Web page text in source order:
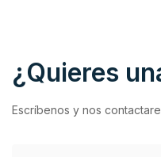
¿Quieres
Escríbenos y nos